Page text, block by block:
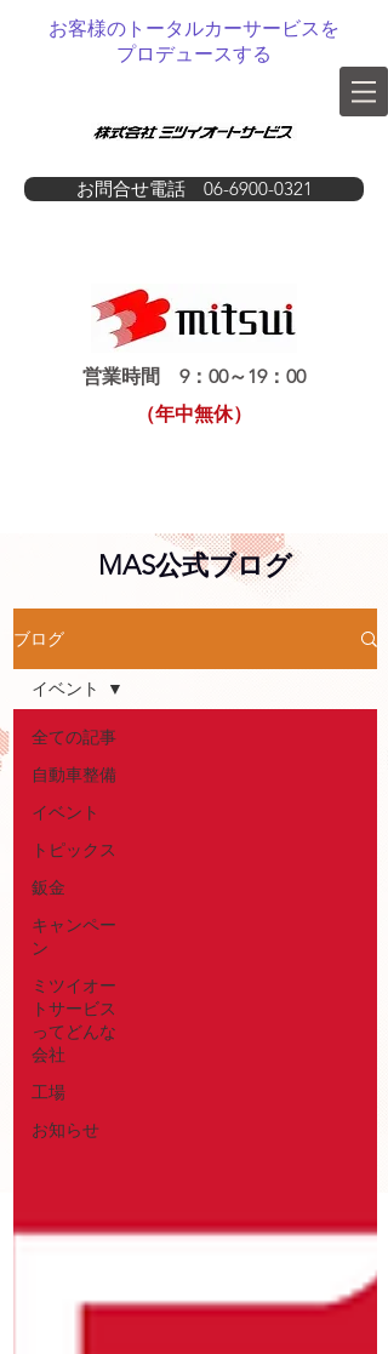
お客様のトータルカーサービスを
プロデュースする
お問合せ電話 06-6900-0321
営業時間 9：00～19：00
（年中無休）
MAS公式ブログ
ブログ
全ての記事
自動車整備
イベント
トピックス
鈑金
キャンペー
ン
ミツイオー
トサービス
ってどんな
会社
工場
お知らせ
イベント